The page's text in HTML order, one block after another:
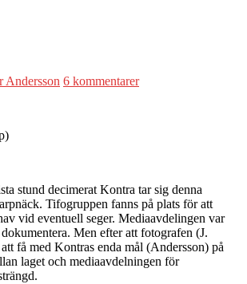
Andersson 6 kommentarer
stund decimerat Kontra tar sig denna
Tifogruppen fanns på plats för att
vid eventuell seger. Mediaavdelingen var
Men efter att fotografen (J.
få med Kontras enda mål (Andersson) på
laget och mediaavdelningen för